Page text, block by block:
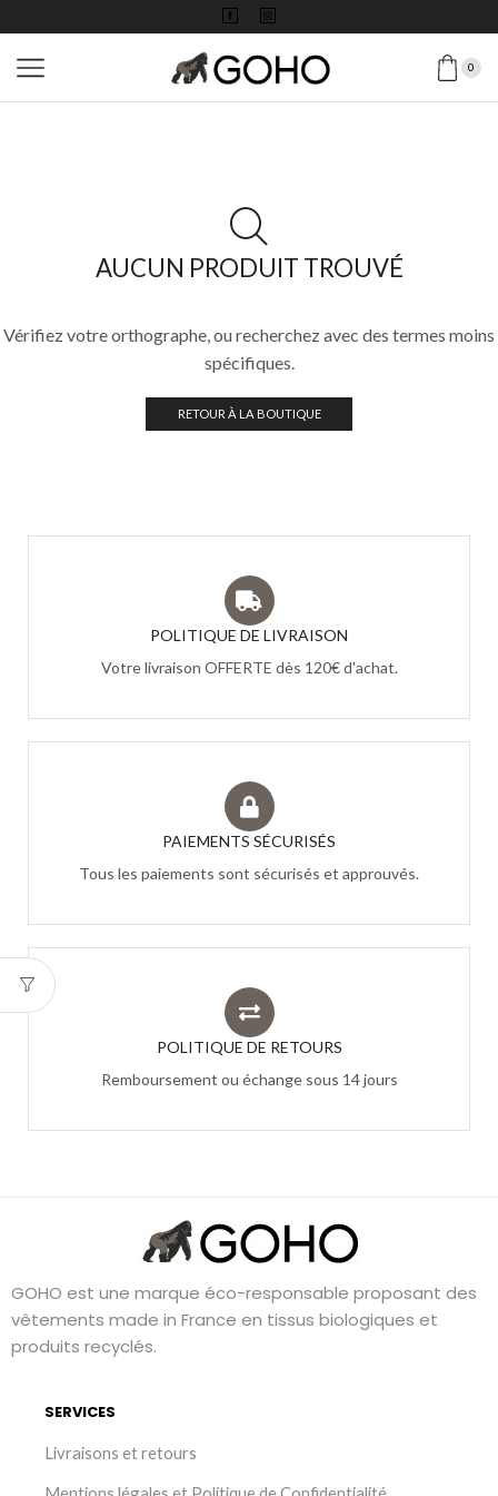
0
AUCUN PRODUIT TROUVÉ
Vérifiez votre orthographe, ou recherchez avec des termes moins
spécifiques.
RETOUR À LA BOUTIQUE
POLITIQUE DE LIVRAISON
Votre livraison OFFERTE dès 120€ d'achat.
PAIEMENTS SÉCURISÉS
Tous les paiements sont sécurisés et approuvés.
POLITIQUE DE RETOURS
Remboursement ou échange sous 14 jours
GOHO est une marque éco-responsable proposant des
vêtements made in France en tissus biologiques et
produits recyclés.
SERVICES
Livraisons et retours